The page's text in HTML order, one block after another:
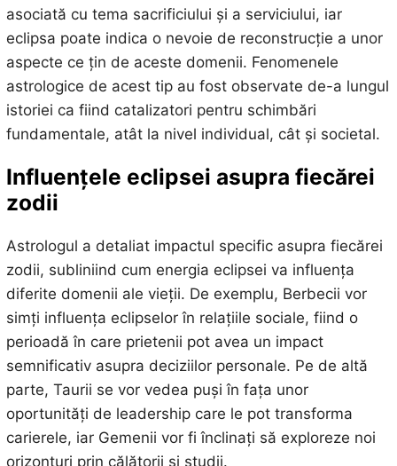
asociată cu tema sacrificiului și a serviciului, iar
eclipsa poate indica o nevoie de reconstrucție a unor
aspecte ce țin de aceste domenii. Fenomenele
astrologice de acest tip au fost observate de-a lungul
istoriei ca fiind catalizatori pentru schimbări
fundamentale, atât la nivel individual, cât și societal.
Influențele eclipsei asupra fiecărei
zodii
Astrologul a detaliat impactul specific asupra fiecărei
zodii, subliniind cum energia eclipsei va influența
diferite domenii ale vieții. De exemplu, Berbecii vor
simți influența eclipselor în relațiile sociale, fiind o
perioadă în care prietenii pot avea un impact
semnificativ asupra deciziilor personale. Pe de altă
parte, Taurii se vor vedea puși în fața unor
oportunități de leadership care le pot transforma
carierele, iar Gemenii vor fi înclinați să exploreze noi
orizonturi prin călătorii și studii.